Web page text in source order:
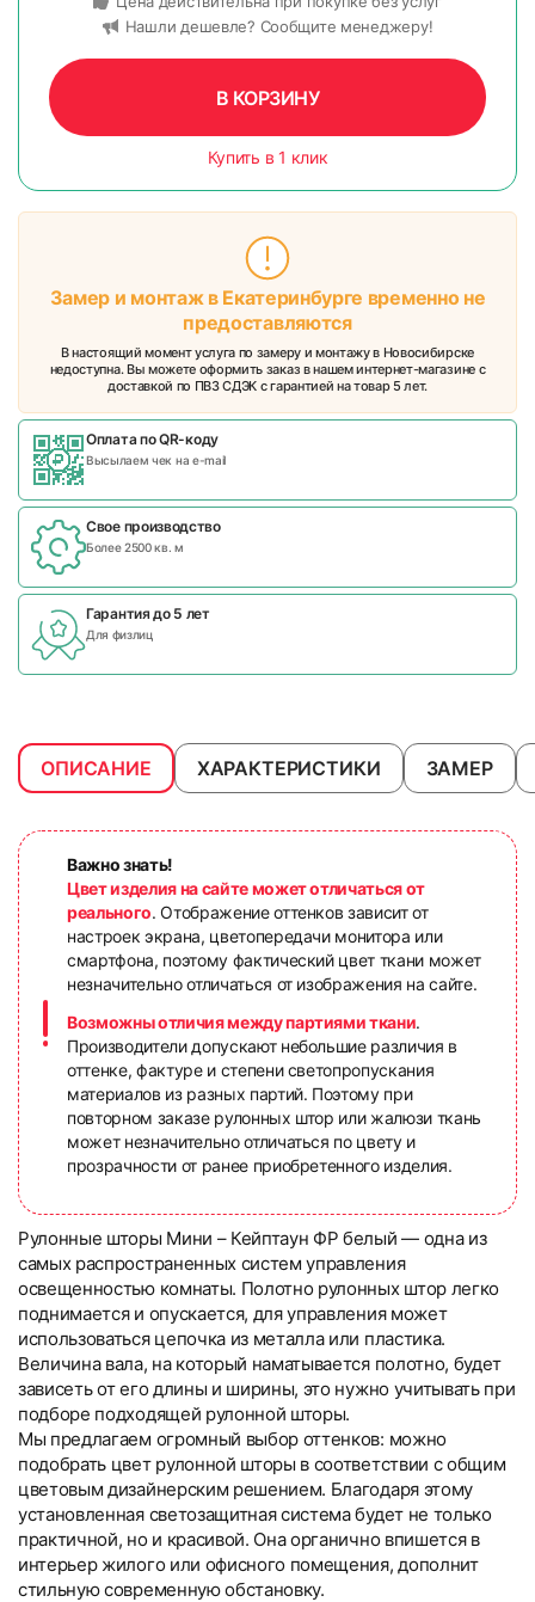
Нашли дешевле? Сообщите менеджеру!
В КОРЗИНУ
Купить в 1 клик
Замер и монтаж в Екатеринбурге временно не
предоставляются
В настоящий момент услуга по замеру и монтажу в Новосибирске
недоступна. Вы можете оформить заказ в нашем интернет-магазине с
доставкой по ПВЗ СДЭК с гарантией на товар 5 лет.
Оплата по QR-коду
Высылаем чек на e-mail
Свое производство
Более 2500 кв. м
Гарантия до 5 лет
Для физлиц
ОПИСАНИЕ ХАРАКТЕРИСТИКИ ЗАМЕР
Важно знать!
Цвет изделия на сайте может отличаться от
реального. Отображение оттенков зависит от
настроек экрана, цветопередачи монитора или
смартфона, поэтому фактический цвет ткани может
незначительно отличаться от изображения на сайте.
Возможны отличия между партиями ткани.
Производители допускают небольшие различия в
оттенке, фактуре и степени светопропускания
материалов из разных партий. Поэтому при
повторном заказе рулонных штор или жалюзи ткань
может незначительно отличаться по цвету и
прозрачности от ранее приобретенного изделия.
Рулонные шторы Мини – Кейптаун ФР белый — одна из
самых распространенных систем управления
освещенностью комнаты. Полотно рулонных штор легко
поднимается и опускается, для управления может
использоваться цепочка из металла или пластика.
Величина вала, на который наматывается полотно, будет
зависеть от его длины и ширины, это нужно учитывать при
подборе подходящей рулонной шторы.
Мы предлагаем огромный выбор оттенков: можно
подобрать цвет рулонной шторы в соответствии с общим
цветовым дизайнерским решением. Благодаря этому
установленная светозащитная система будет не только
практичной, но и красивой. Она органично впишется в
интерьер жилого или офисного помещения, дополнит
стильную современную обстановку.